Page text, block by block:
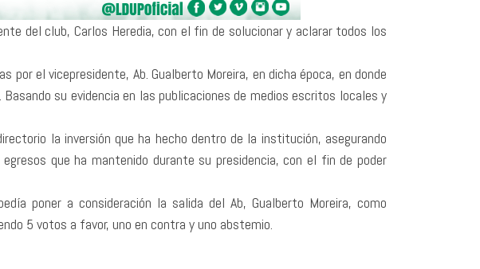
del club, Carlos Heredia, con el fin de solucionar y aclarar todos los
el vicepresidente, Ab. Gualberto Moreira, en dicha época, en donde
su evidencia en las publicaciones de medios escritos locales y
la inversión que ha hecho dentro de la institución, asegurando
que ha mantenido durante su presidencia, con el fin de poder
poner a consideración la salida del Ab, Gualberto Moreira, como
5 votos a favor, uno en contra y uno abstemio.